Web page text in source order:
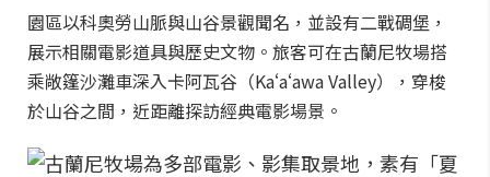
園區以科奧勞山脈與山谷景觀聞名，並設有二戰碉堡，
展示相關電影道具與歷史文物。旅客可在古蘭尼牧場搭
乘敞篷沙灘車深入卡阿瓦谷（Kaʻaʻawa Valley），穿梭
於山谷之間，近距離探訪經典電影場景。